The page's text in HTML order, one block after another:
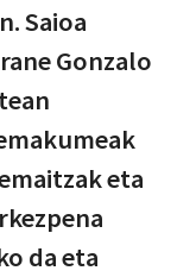
Saioa
Gonzalo
eta
da eta